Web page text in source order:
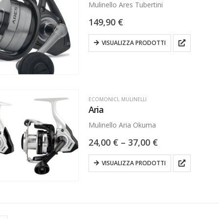
Mulinello Ares Tubertini
149,90 €
VISUALIZZA PRODOTTI
ECOMONICI, MULINELLI
Aria
Mulinello Aria Okuma
24,00 €– 37,00 €
VISUALIZZA PRODOTTI